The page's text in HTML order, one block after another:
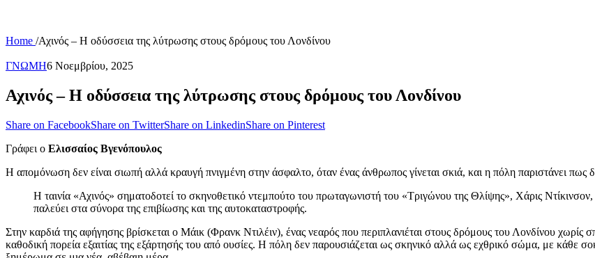
Home /Αχινός – Η οδύσσεια της λύτρωσης στους δρόμους του Λονδίνου
ΓΝΩΜΗ6 Νοεμβρίου, 2025
Αχινός – Η οδύσσεια της λύτρωσης στους δρόμους του Λονδίνου
Share on FacebookShare on TwitterShare on LinkedinShare on Pinterest
Γράφει ο Ελισσαίος Βγενόπουλος
Η απομόνωση δεν είναι σιωπή αλλά κραυγή πνιγμένη στην άσφαλτο, όταν ένας άνθρωπος γίνεται σκιά, και η πόλη παριστάνει πως
Η ταινία «Αχινός» σηματοδοτεί το σκηνοθετικό ντεμπούτο του πρωταγωνιστή του «Τριγώνου της Θλίψης», Χάρις Ντίκινσον,
παλεύει στα σύνορα της επιβίωσης και της αυτοκαταστροφής.
Στην καρδιά της αφήγησης βρίσκεται ο Μάικ (Φρανκ Ντιλέιν), ένας νεαρός που περιπλανιέται στους δρόμους του Λονδίνου χωρίς
καθοδική πορεία εξαιτίας της εξάρτησής του από ουσίες. Η πόλη δεν παρουσιάζεται ως σκηνικό αλλά ως εχθρικό σώμα, με κάθε